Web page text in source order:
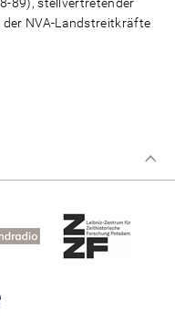
der NVA-Landstreitkräfte